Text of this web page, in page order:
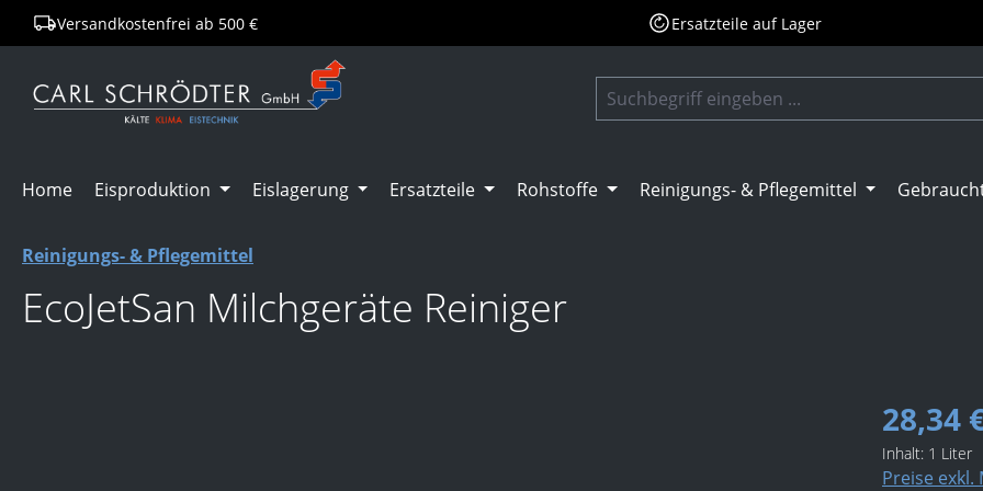
Zur Hauptnavigation springen
Versandkostenfrei ab 500 € Ersatzteile auf Lager
Home Eisproduktion Eislagerung Ersatzteile Rohstoffe Reinigungs- & Pflegemittel
Reinigungs- & Pflegemittel
EcoJetSan Milchgeräte Reiniger
28,34
Inhalt: 1 Liter
Preise exkl.